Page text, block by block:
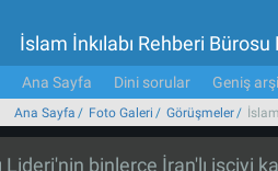
İslam İnkılabı Rehberi
Ana Sayfa Dini sorular Geniş
Ana Sayfa Foto Galeri Görüşmeler
Lideri'nin binlerce İran'lı işçiyi